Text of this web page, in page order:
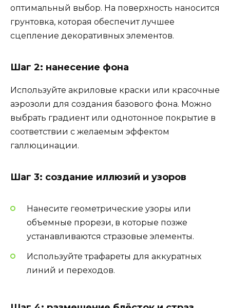
оптимальный выбор. На поверхность наносится
грунтовка, которая обеспечит лучшее
сцепление декоративных элементов.
Шаг 2: нанесение фона
Используйте акриловые краски или красочные
аэрозоли для создания базового фона. Можно
выбрать градиент или однотонное покрытие в
соответствии с желаемым эффектом
галлюцинации.
Шаг 3: создание иллюзий и узоров
Нанесите геометрические узоры или
объемные прорези, в которые позже
устанавливаются стразовые элементы.
Используйте трафареты для аккуратных
линий и переходов.